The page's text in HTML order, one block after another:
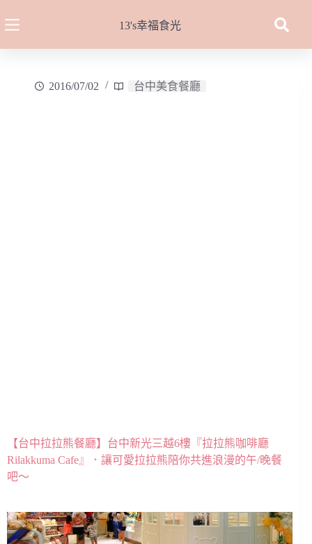
至
13's幸福食光
2016/07/02 台中美食餐廳
【台中拉拉熊餐廳】台中新光三越6樓『拉拉熊咖啡廳
Rilakkuma Cafe』．讓可愛拉拉熊陪你共進浪漫的午/晚餐
吧～